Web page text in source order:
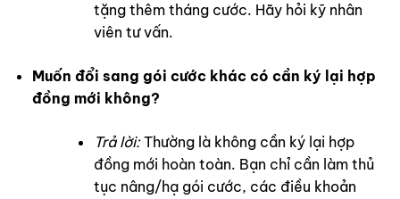
tặng thêm tháng cước. Hãy hỏi kỹ nhân
viên tư vấn.
Muốn đổi sang gói cước khác có cần ký lại hợp
đồng mới không?
Trả lời:Thường là không cần ký lại hợp
đồng mới hoàn toàn. Bạn chỉ cần làm thủ
tục nâng/hạ gói cước, các điều khoản